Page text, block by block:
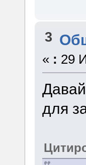
3
« : 29
для